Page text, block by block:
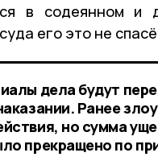
в содеянном и
его это не
дела будут
Ранее
но сумма
прекращено по